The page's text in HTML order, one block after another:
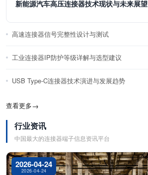
新能源汽车高压连接器技术现状与未来展望
高速连接器信号完整性设计与测试
工业连接器IP防护等级详解与选型建议
USB Type-C连接器技术演进与发展趋势
查看更多→
行业资讯
中国最大的连接器端子信息资讯平台
2026-04-24
2026-04-24